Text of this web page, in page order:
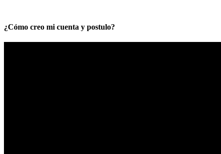
¿Cómo creo mi cuenta y postulo?